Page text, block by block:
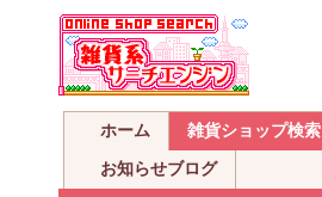
ホーム 雑貨ショップ検索
お知らせブログ